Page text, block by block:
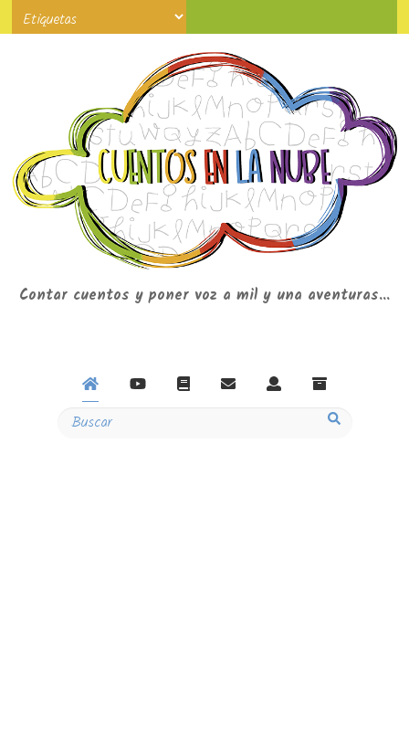
Contar cuentos y poner voz a mil y una aventuras...